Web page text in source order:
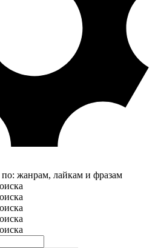
жанрам, лайкам и фразам